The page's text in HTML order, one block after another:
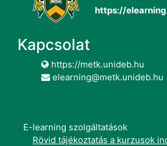
https://
Kapcsolat
https://metk.unideb.hu
elearning@metk.unideb.hu
E-learning szolgáltatások
Rövid tájékoztatás a kurzusok